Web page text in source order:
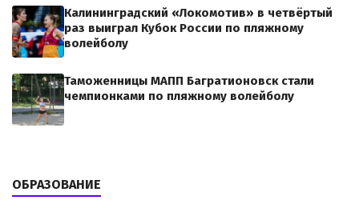
Калининградский «Локомотив» в четвёртый
раз выиграл Кубок России по пляжному
волейболу
Таможенницы МАПП Багратионовск стали
чемпионками по пляжному волейболу
ОБРАЗОВАНИЕ